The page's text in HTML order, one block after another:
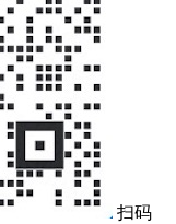
扫码